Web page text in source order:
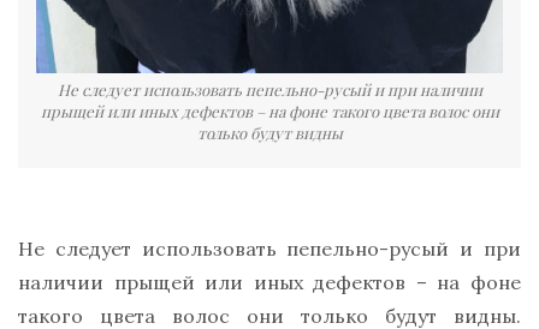
Не следует использовать пепельно-русый и при наличии
прыщей или иных дефектов – на фоне такого цвета волос они
только будут видны
Не следует использовать пепельно-русый и при
наличии прыщей или иных дефектов – на фоне
такого цвета волос они только будут видны.